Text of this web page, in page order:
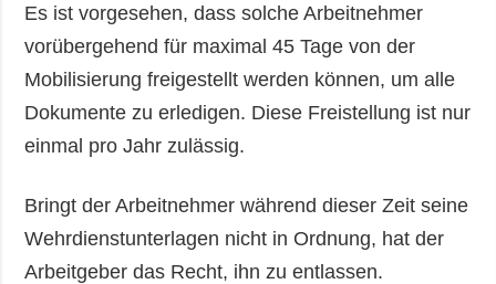
Es ist vorgesehen, dass solche Arbeitnehmer
vorübergehend für maximal 45 Tage von der
Mobilisierung freigestellt werden können, um alle
Dokumente zu erledigen. Diese Freistellung ist nur
einmal pro Jahr zulässig.
Bringt der Arbeitnehmer während dieser Zeit seine
Wehrdienstunterlagen nicht in Ordnung, hat der
Arbeitgeber das Recht, ihn zu entlassen.